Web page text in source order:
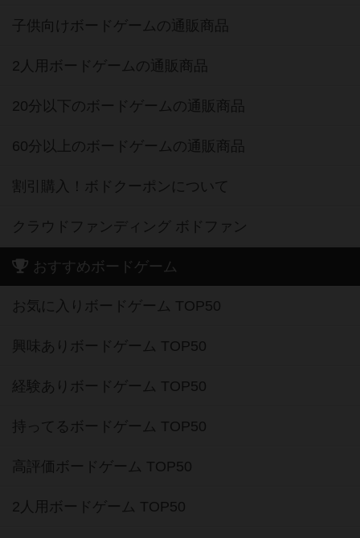
子供向けボードゲームの通販商品
2人用ボードゲームの通販商品
20分以下のボードゲームの通販商品
60分以上のボードゲームの通販商品
割引購入！ボドクーポンについて
クラウドファンディング ボドファン
おすすめボードゲーム
お気に入りボードゲーム TOP50
興味ありボードゲーム TOP50
経験ありボードゲーム TOP50
持ってるボードゲーム TOP50
高評価ボードゲーム TOP50
2人用ボードゲーム TOP50